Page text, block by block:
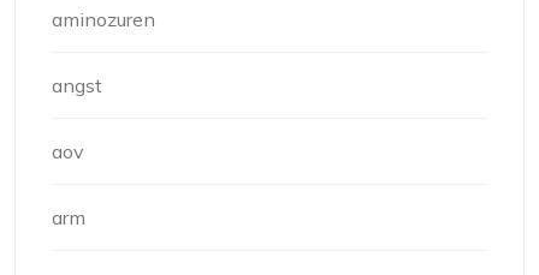
aminozuren
angst
aov
arm